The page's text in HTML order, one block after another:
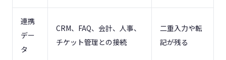
連携
デー
タ
CRM、FAQ、会計、人事、
チケット管理との接続
二重入力や転
記が残る